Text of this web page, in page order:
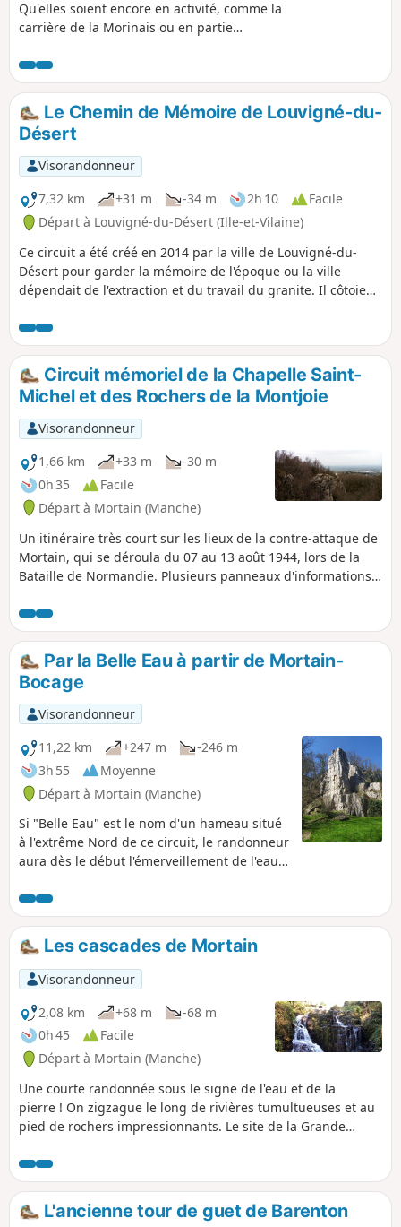
Qu'elles soient encore en activité, comme la
carrière de la Morinais ou en partie
semblent encore résonner des coups
martelés pendant des décennies. Le granit
extrait a servi à la voirie, aux entreprises
funéraires mais aussi à l'architecture locale.
La beauté mystérieuse du manoir de la
Morinaye ou les maisons rurales typiques
des villages que vous traverserez en
témoignent.
Le Chemin de Mémoire de Louvigné-du-
Désert
Visorandonneur
7,32 km
+31 m -34 m 2h 10
Facile
Départ à Louvigné-du-Désert (Ille-et-Vilaine)
Ce circuit a été créé en 2014 par la ville de Louvigné-du-
Désert pour garder la mémoire de l'époque ou la ville
dépendait de l'extraction et du travail du granite. Il côtoie
et de disparaître avec l'usure du temps. Dans un futur
proche, ces lieux d'histoire pourront être découvert par des
QRCodes.Circuit mémoriel de la Chapelle Saint-
Michel et des Rochers de la Montjoie
Visorandonneur
1,66 km
+33 m
-30 m
0h 35
Facile
Départ à Mortain (Manche)
Un itinéraire très court sur les lieux de la contre-attaque de
Mortain, qui se déroula du 07 au 13 août 1944, lors de la
Bataille de Normandie. Plusieurs panneaux d'informations
au rendez-vous.
Par la Belle Eau à partir de Mortain-
Bocage
Visorandonneur
11,22 km
+247 m
-246 m
3h 55
Moyenne
Départ à Mortain (Manche)
Si "Belle Eau" est le nom d'un hameau situé
à l'extrême Nord de ce circuit, le randonneur
aura dès le début l'émerveillement de l'eau
magnifiques cascades. Le circuit continue
par de larges chemins très souvent baignés
par l'eau de ruissellement des différents
bras de la Cance pour finir en apothéose
avec le panorama qu'il s'offre à lui à la côte
314 célèbre d'une part par sa petite chapelle
mais aussi par les combats qui s'y sont
déroulés en août 1944.
Les cascades de Mortain
Visorandonneur
2,08 km
+68 m
-68 m
0h 45
Facile
Départ à Mortain (Manche)
Une courte randonnée sous le signe de l'eau et de la
pierre ! On zigzague le long de rivières tumultueuses et au
pied de rochers impressionnants. Le site de la Grande
franchement dépaysant.
L'ancienne tour de guet de Barenton